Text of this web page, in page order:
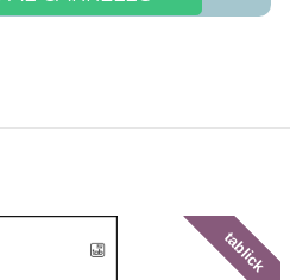
tablick